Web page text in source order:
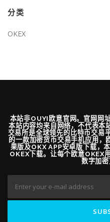
分类
OKEX
本站非OUYI欧意官网。官网网
本站内容均来自网络，不代表本
交易所是全球领先的比特币交易
的一款加密货币交易手机应用，
果版及OKX APP安卓版下载，
OKEX下载。让每个欧意OKEX
数字加密